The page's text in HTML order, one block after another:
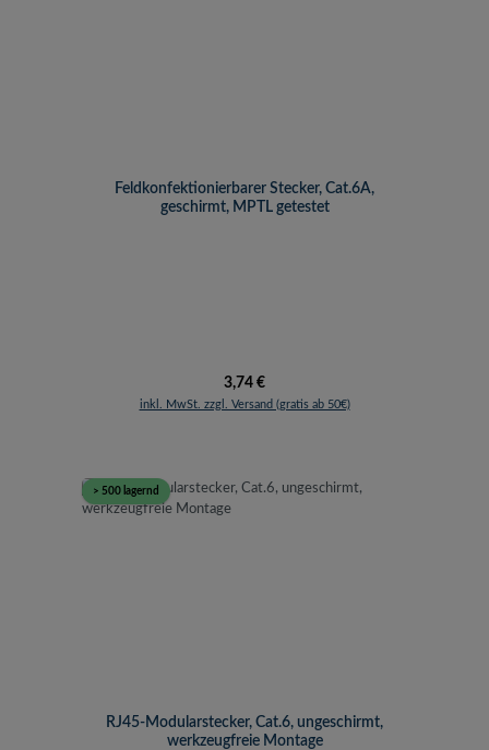
Feldkonfektionierbarer Stecker, Cat.6A,
geschirmt, MPTL getestet
Regulärer Preis:
3,74 €
inkl. MwSt. zzgl. Versand (gratis ab 50€)
> 500 lagernd
RJ45-Modularstecker, Cat.6, ungeschirmt,
werkzeugfreie Montage